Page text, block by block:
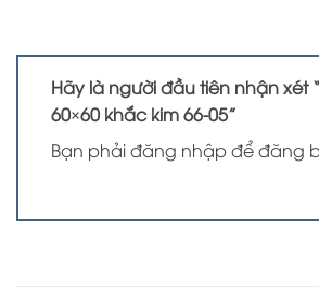
Hãy là người đầu tiên nhận xét
60×60 khắc kim 66-05”
Bạn phảiđăng nhậpđể đăng